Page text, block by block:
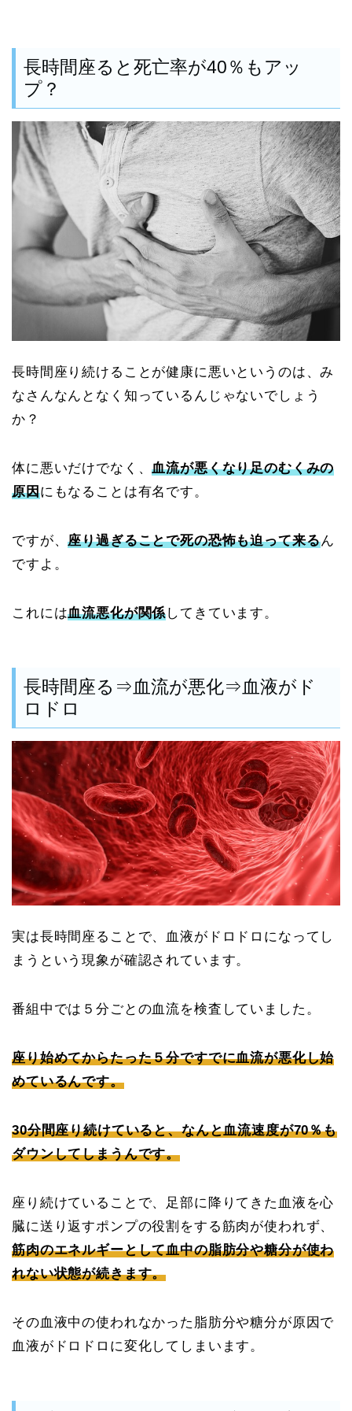
長時間座ると死亡率が40％もアッ
プ？
長時間座り続けることが健康に悪いというのは、み
なさんなんとなく知っているんじゃないでしょう
か？
体に悪いだけでなく、血流が悪くなり足のむくみの
原因にもなることは有名です。
ですが、座り過ぎることで死の恐怖も迫って来るん
ですよ。
これには血流悪化が関係してきています。
長時間座る⇒血流が悪化⇒血液がド
ロドロ
実は長時間座ることで、血液がドロドロになってし
まうという現象が確認されています。
番組中では５分ごとの血流を検査していました。
座り始めてからたった５分ですでに血流が悪化し始
めているんです。
30分間座り続けていると、なんと血流速度が70％も
ダウンしてしまうんです。
座り続けていることで、足部に降りてきた血液を心
臓に送り返すポンプの役割をする筋肉が使われず、
筋肉のエネルギーとして血中の脂肪分や糖分が使わ
れない状態が続きます。
その血液中の使われなかった脂肪分や糖分が原因で
血液がドロドロに変化してしまいます。